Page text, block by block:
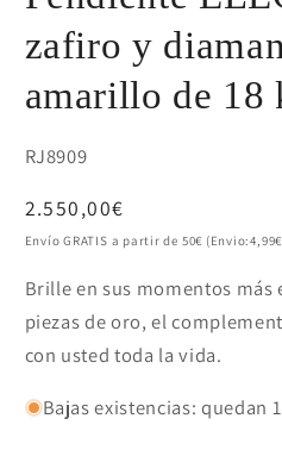
zafiro y
amarillo de 18
SKU:
RJ8909
Precio
habitual
2.550,00€
Envío GRATIS a partir de 50€
Brille en sus momentos más
piezas de oro, el
con usted toda la vida.
Bajas existencias: quedan 1